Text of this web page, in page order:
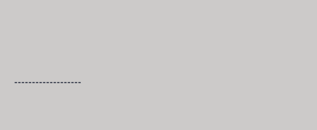
-------------------